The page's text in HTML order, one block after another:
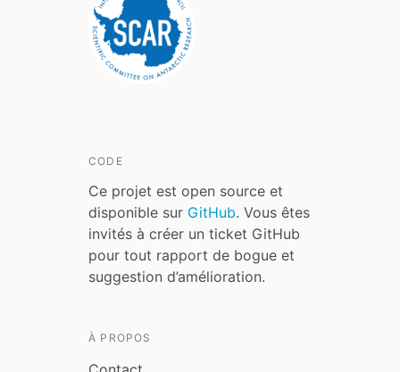
CODE
Ce projet est open source et
disponible sur GitHub. Vous êtes
invités à créer un ticket GitHub
pour tout rapport de bogue et
suggestion d’amélioration.
À PROPOS